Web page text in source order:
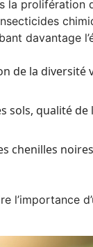
prolifération
davantage
de la diversité
sols, qualité de
chenilles
l’importance